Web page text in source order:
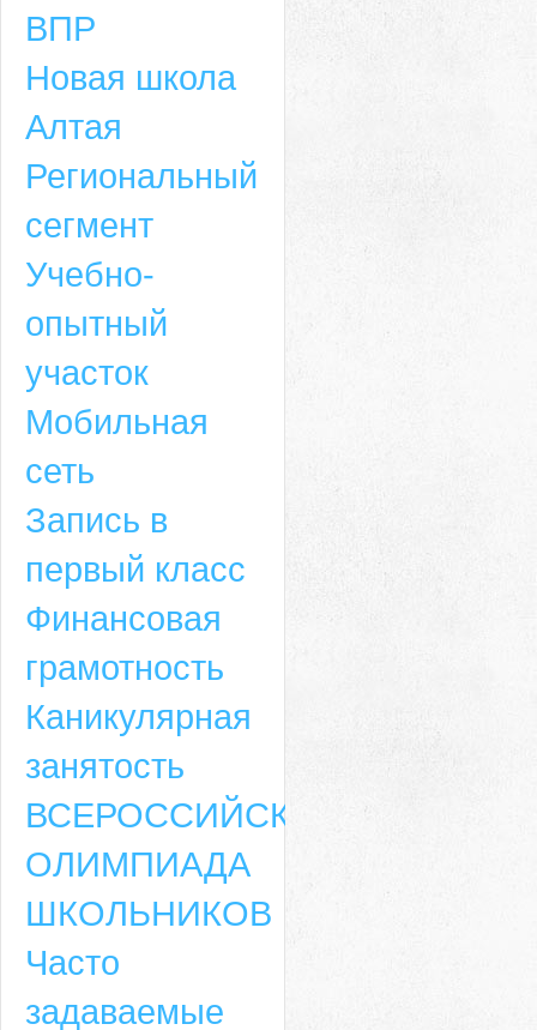
ВПР
Новая школа
Алтая
Региональный
сегмент
Учебно-
опытный
участок
Мобильная
сеть
Запись в
первый класс
Финансовая
грамотность
Каникулярная
занятость
ВСЕРОССИЙСКАЯ
ОЛИМПИАДА
ШКОЛЬНИКОВ
Часто
задаваемые